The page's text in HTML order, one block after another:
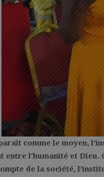
comme le moyen,
entre l’humanité et
de la société,